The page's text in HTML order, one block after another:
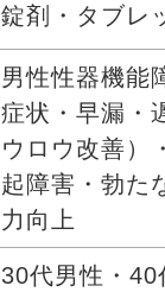
錠剤・タブレ
男性性器機能
症状・早漏・
ウロウ改善）
起障害・勃た
力向上
30代男性・